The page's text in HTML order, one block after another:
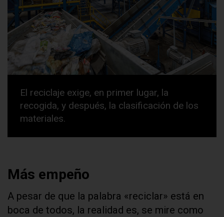
El reciclaje exige, en primer lugar, la
recogida, y después, la clasificación de los
materiales.
Más empeño
A pesar de que la palabra «reciclar» está en
boca de todos, la realidad es, se mire como